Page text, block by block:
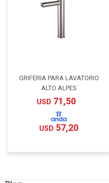
GRIFERIA PARA LAVATORIO
ALTO ALPES
USD 71,50
USD 57,20